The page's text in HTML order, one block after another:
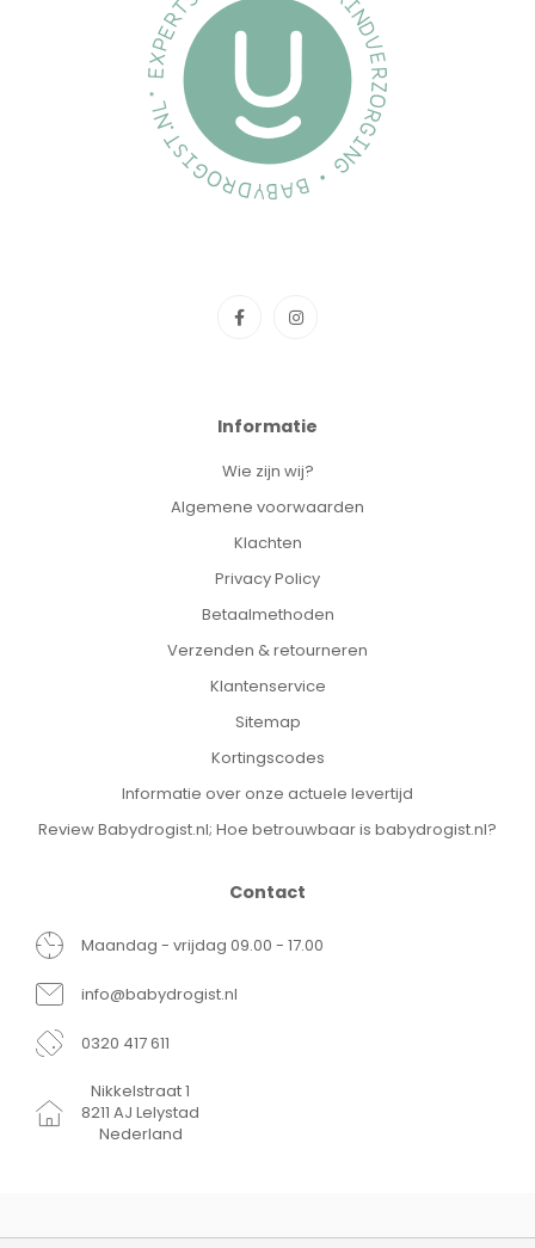
Informatie
Wie zijn wij?
Algemene voorwaarden
Klachten
Privacy Policy
Betaalmethoden
Verzenden & retourneren
Klantenservice
Sitemap
Kortingscodes
Informatie over onze actuele levertijd
Review Babydrogist.nl; Hoe betrouwbaar is babydrogist.nl?
Contact
Maandag - vrijdag 09.00 - 17.00
info@babydrogist.nl
0320 417 611
Nikkelstraat 1
8211 AJ Lelystad
Nederland